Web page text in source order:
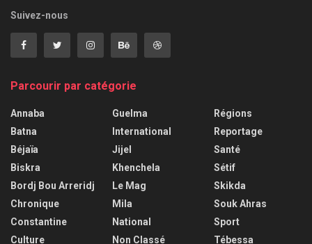
Suivez-nous
Parcourir par catégorie
Annaba
Batna
Béjaïa
Biskra
Bordj Bou Arreridj
Chronique
Constantine
Culture
Guelma
International
Jijel
Khenchela
Le Mag
Mila
National
Non Classé
Régions
Reportage
Santé
Sétif
Skikda
Souk Ahras
Sport
Tébessa